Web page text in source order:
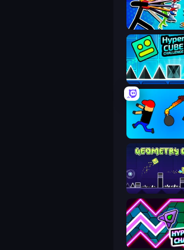
Archer Ragdoll
Hyper Cube
Mini-Caps:
Geometry Game
Hyper Wave